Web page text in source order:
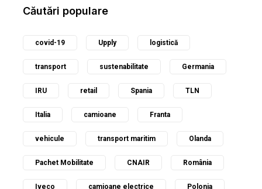
Căutări populare
covid-19 Upply logistică
transport sustenabilitate Germania
IRU retail Spania TLN
Italia camioane Franta
vehicule transport maritim Olanda
Pachet Mobilitate CNAIR România
Iveco camioane electrice Polonia